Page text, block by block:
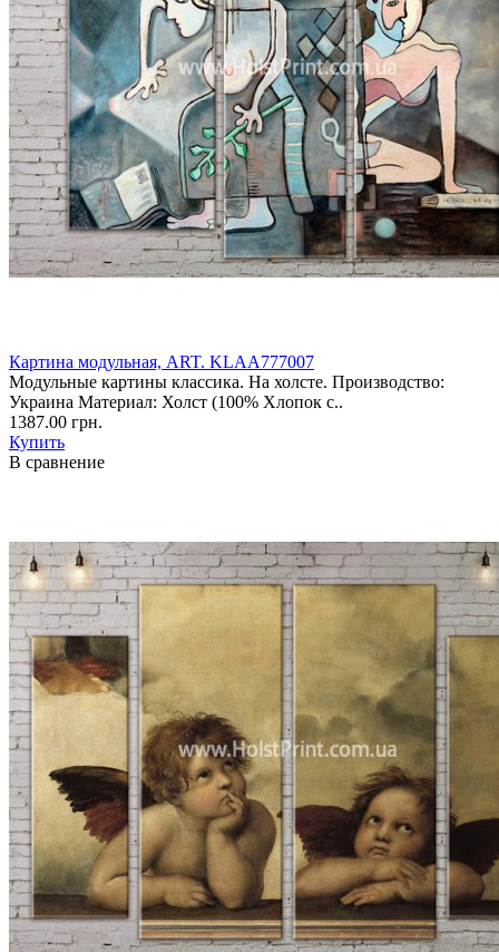
Картина модульная, ART. KLAA777007
Модульные картины классика. На холсте. Производство:
Украина Материал: Холст (100% Хлопок с..
1387.00 грн.
Купить
В сравнение